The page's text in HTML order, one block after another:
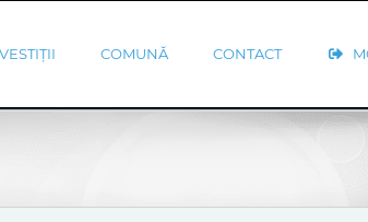
COMUNĂ CONTACT